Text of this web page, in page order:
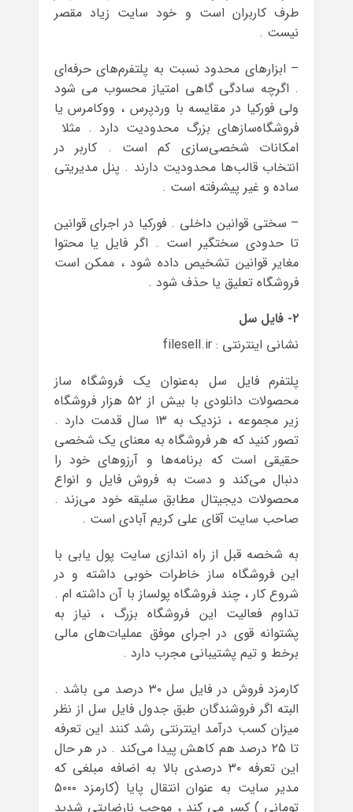
طرف کاربران است و خود سایت زیاد مقصر
نیست .
– ابزارهای محدود نسبت به پلتفرم‌های حرفه‌ای
. اگرچه سادگی گاهی امتیاز محسوب می شود
ولی فورکیا در مقایسه با وردپرس ، ووکامرس یا
فروشگاه‌سازهای بزرگ محدودیت دارد . مثلا
امکانات شخصی‌سازی کم است . کاربر در
انتخاب قالب‌ها محدودیت دارند . پنل مدیریتی
ساده و غیر پیشرفته است .
– سختی قوانین داخلی . فورکیا در اجرای قوانین
تا حدودی سختگیر است . اگر فایل یا محتوا
مغایر قوانین تشخیص داده شود ، ممکن است
فروشگاه تعلیق یا حذف شود .
۲- فایل سل
نشانی اینترنتی : filesell.ir
پلتفرم فایل سل به‌عنوان یک فروشگاه ساز
محصولات دانلودی با بیش از ۵۲ هزار فروشگاه
زیر مجموعه ، نزدیک به ۱۳ سال قدمت دارد .
تصور کنید که هر فروشگاه به معنای یک شخصی
حقیقی است که برنامه‌ها و آرزوهای خود را
دنبال می‌کند و دست به فروش فایل و انواع
محصولات دیجیتال مطابق سلیقه خود می‌زند .
صاحب سایت آقای علی کریم آبادی است .
به شخصه قبل از راه اندازی سایت پول یابی با
این فروشگاه ساز خاطرات خوبی داشته و در
شروع کار ، چند فروشگاه پولساز با آن داشته ام .
تداوم فعالیت این فروشگاه بزرگ ، نیاز به
پشتوانه قوی در اجرای موفق عملیات‌های مالی
برخط و تیم پشتیبانی مجرب دارد .
کارمزد فروش در فایل سل ۳۰ درصد می باشد .
البته اگر فروشندگان طبق جدول فایل سل از نظر
میزان کسب درآمد اینترنتی رشد کنند این تعرفه
تا ۲۵ درصد هم کاهش پیدا می‌کند . در هر حال
این تعرفه ۳۰ درصدی بالا به اضافه مبلغی که
مدیر سایت به عنوان انتقال پایا (کارمزد ۵۰۰۰
تومانی ) کسر می کند ، موجب نارضایتی شدید